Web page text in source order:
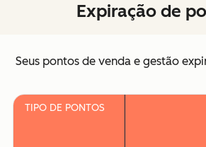
Expiração de
Seus pontos de venda e gestão
TIPO DE PONTOS